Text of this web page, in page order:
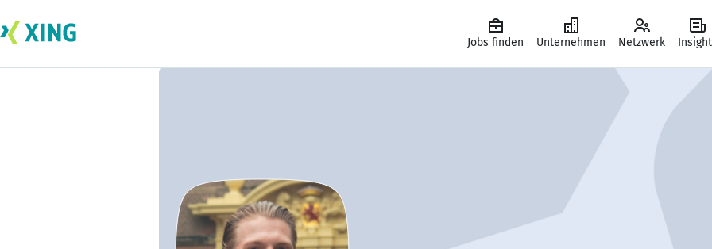
Jobs finden Unternehmen Netzwerk